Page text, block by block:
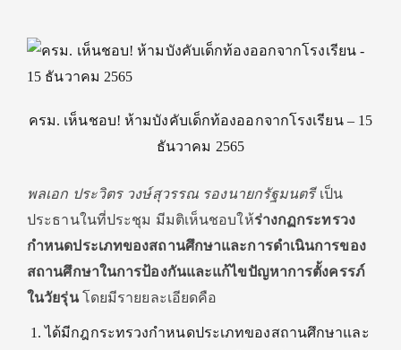
ครม. เห็นชอบ! ห้ามบังคับเด็กท้องออกจากโรงเรียน – 15
ธันวาคม 2565
พลเอก ประวิตร วงษ์สุวรรณ รองนายกรัฐมนตรี เป็น
ประธานในที่ประชุม มีมติเห็นชอบให้ร่างกฏกระทรวง
กำหนดประเภทของสถานศึกษาและการดำเนินการของ
สถานศึกษาในการป้องกันและแก้ไขปัญหาการตั้งครรภ์
ในวัยรุ่นโดยมีรายยละเอียดคือ
ได้มีกฎกระทรวงกำหนดประเภทของสถานศึกษาและ